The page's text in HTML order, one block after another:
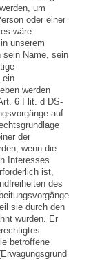
um
oder einer
wäre
unserem
sein Name, sein
ein
werden
6 I lit. d DS-
auf
der
wenn die
Interesses
ist,
des
sie durch den
wurden. Er
betroffene